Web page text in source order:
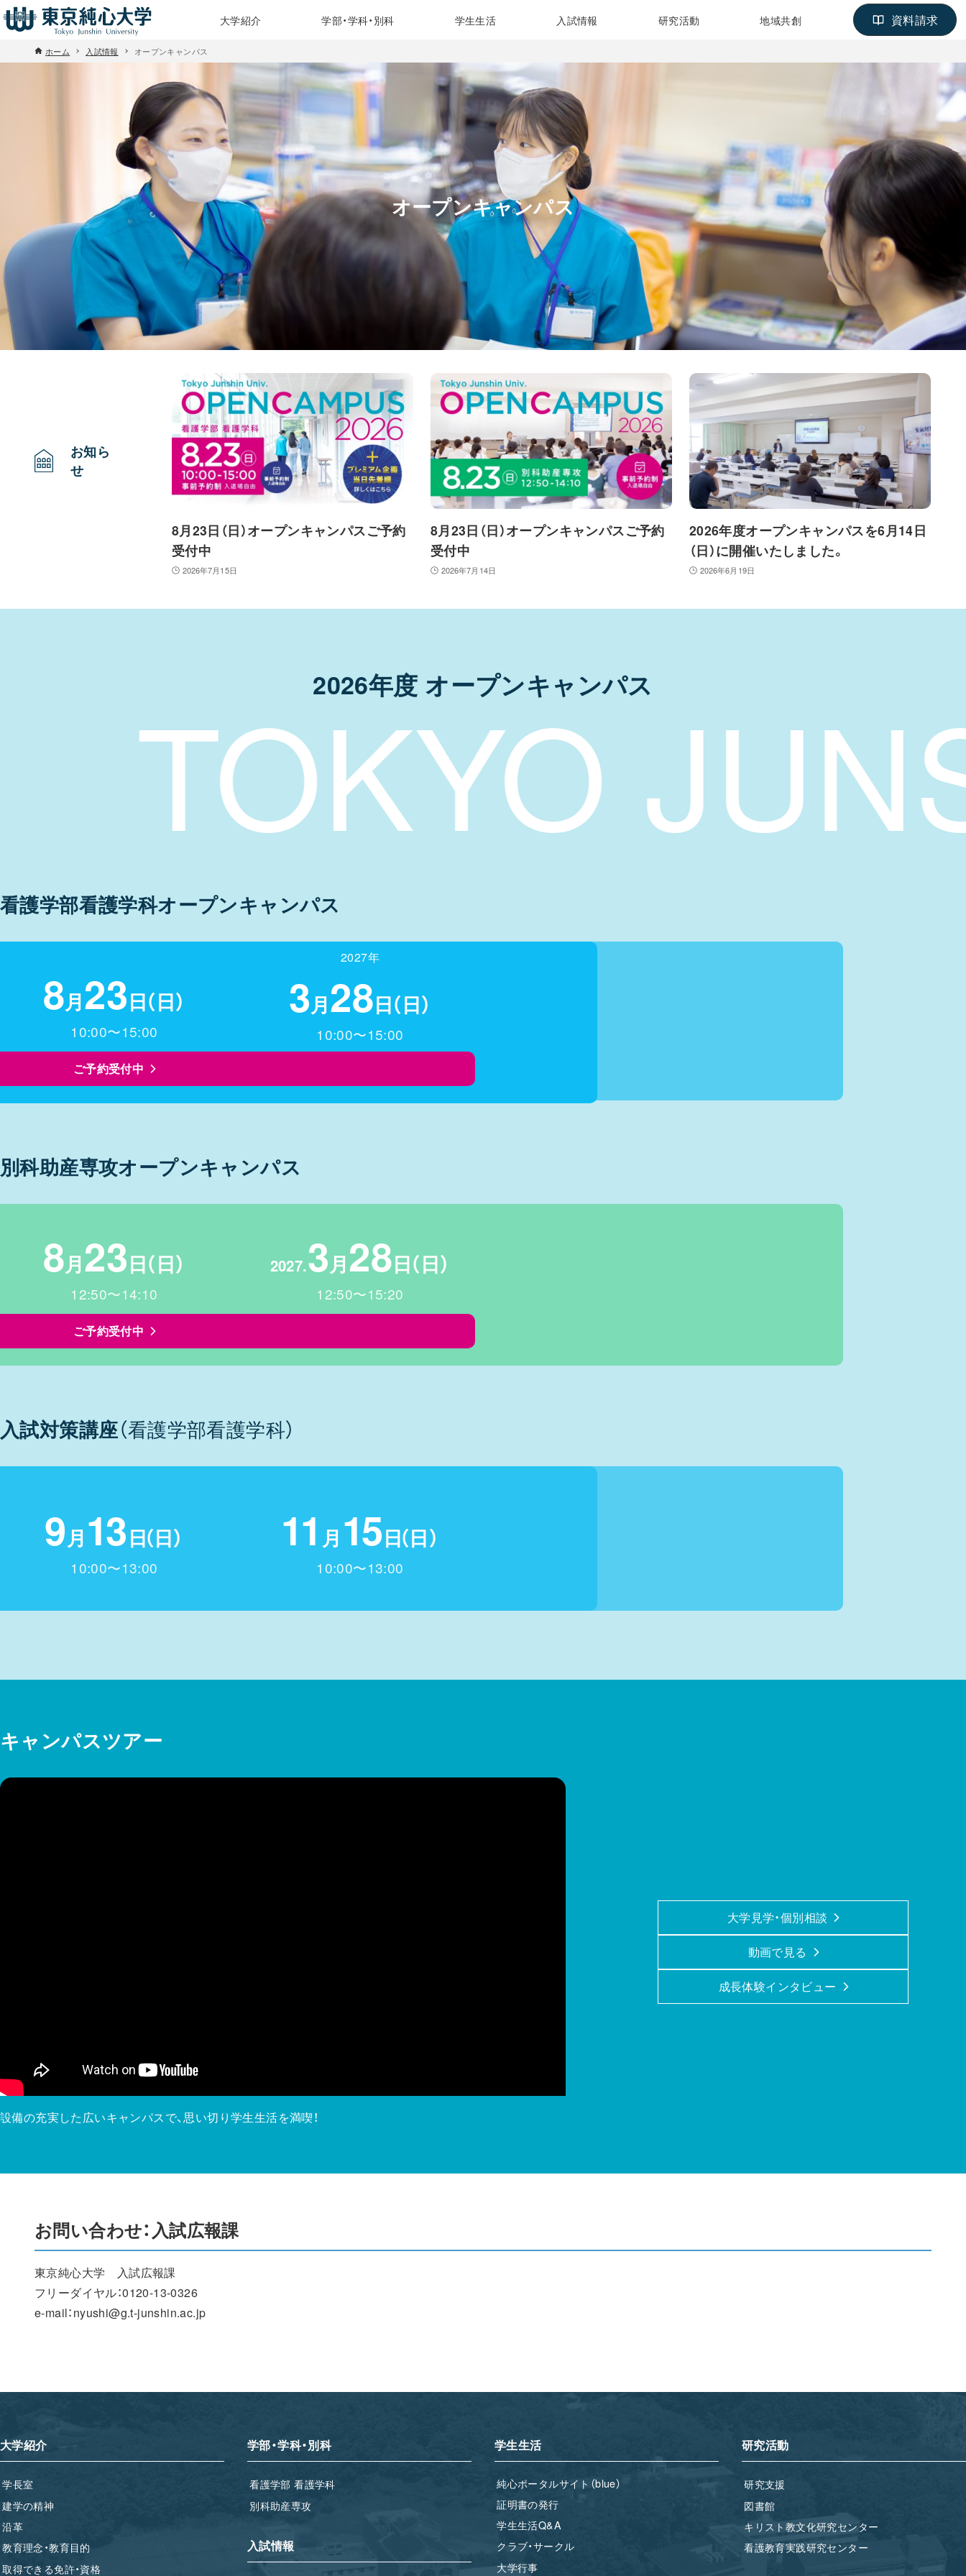
大学紹介 学部・学科・別科 学生生活 入試情報 研究活動 地域共創 資料請求
ホーム 入試情報 オープンキャンパス
オープンキャンパス
お知ら
せ
8月23日（日）オープンキャンパスご予約
受付中
2026年7月15日
8月23日（日）オープンキャンパスご予約
受付中
2026年7月14日
2026年度オープンキャンパスを6月14日
（日）に開催いたしました。
2026年6月19日
2026年度 オープンキャンパス
看護学部看護学科オープンキャンパス
8月23日（日）
10:00〜15:00
ご予約受付中
2027年
3月28日（日）
10:00〜15:00
別科助産専攻オープンキャンパス
8月23日（日）
12:50〜14:10
ご予約受付中
2027.3月28日（日）
12:50〜15:20
入試対策講座（看護学部看護学科）
9月 13日（日）
10:00〜13:00
11 月 15日（日）
10:00〜13:00
キャンパスツアー
設備の充実した広いキャンパスで、思い切り学生生活を満喫！
大学見学・個別相談
動画で見る
成長体験インタビュー
お問い合わせ：入試広報課
東京純心大学 入試広報課
フリーダイヤル：0120-13-0326
e-mail：nyushi@g.t-junshin.ac.jp
大学紹介
学長室
建学の精神
沿革
教育理念・教育目的
取得できる免許・資格
学部・学科・別科
看護学部 看護学科
別科助産専攻
入試情報
学生生活
純心ポータルサイト（blue）
証明書の発行
学生生活Q&A
クラブ・サークル
大学行事
研究活動
研究支援
図書館
キリスト教文化研究センター
看護教育実践研究センター